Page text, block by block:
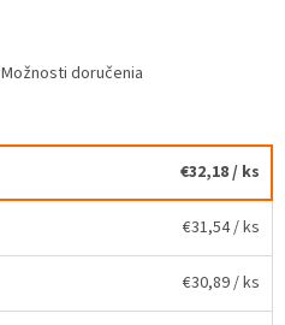
Možnosti doručenia
€32,18/ ks
€31,54/ ks
€30,89/ ks